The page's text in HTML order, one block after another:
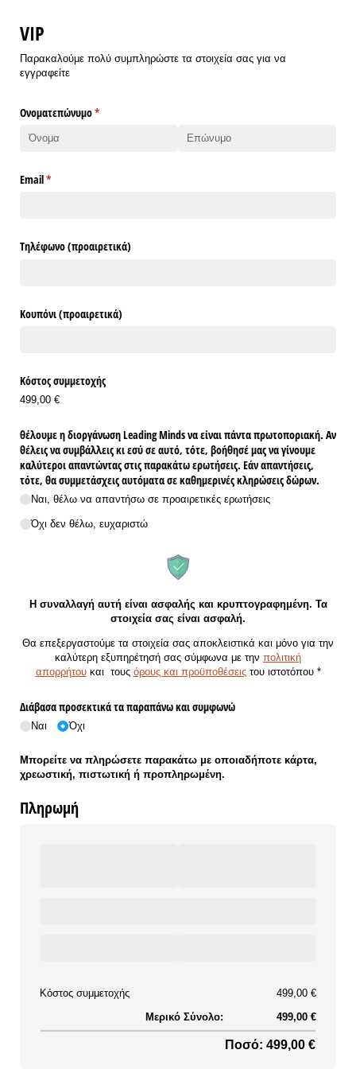
VIP
Παρακαλούμε πολύ συμπληρώστε τα στοιχεία σας για να
εγγραφείτε
Ονοματεπώνυμο*
(υποχρεωτικό)
Email*
(υποχρεωτικό)
Τηλέφωνο (προαιρετικά)
Κουπόνι (προαιρετικά)
Κόστος συμμετοχής
499,00 €
θέλουμε η διοργάνωση Leading Minds να είναι πάντα πρωτοποριακή. Αν
θέλεις να συμβάλλεις κι εσύ σε αυτό, τότε, βοήθησέ μας να γίνουμε
καλύτεροι απαντώντας στις παρακάτω ερωτήσεις. Εάν απαντήσεις,
τότε, θα συμμετάσχεις αυτόματα σε καθημερινές κληρώσεις δώρων.
Ναι, θέλω να απαντήσω σε προαιρετικές ερωτήσεις
Όχι δεν θέλω, ευχαριστώ
Η συναλλαγή αυτή είναι ασφαλής και κρυπτογραφημένη. Τα
στοιχεία σας είναι ασφαλή.
Θα επεξεργαστούμε τα στοιχεία σας αποκλειστικά και μόνο για την
καλύτερη εξυπηρέτησή σας σύμφωνα με την πολιτική
απορρήτουκαι τους όρους και προϋποθέσειςτου ιστοτόπου *
Διάβασα προσεκτικά τα παραπάνω και συμφωνώ
Ναι Όχι
Μπορείτε να πληρώσετε παρακάτω με οποιαδήποτε κάρτα,
χρεωστική, πιστωτική ή προπληρωμένη.
Πληρωμή
Κόστος συμμετοχής
499,00 €
Μερικό Σύνολο:
499,00 €
Ποσό: 499,00 €